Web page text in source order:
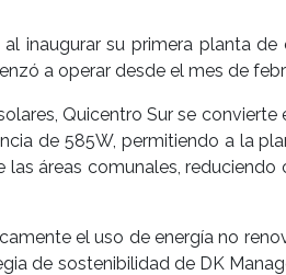
inaugurar su primera planta
a operar desde el mes de
Quicentro Sur se
de 585W, permitiendo a la
áreas comunales,
el uso de energía no
de sostenibilidad de DK